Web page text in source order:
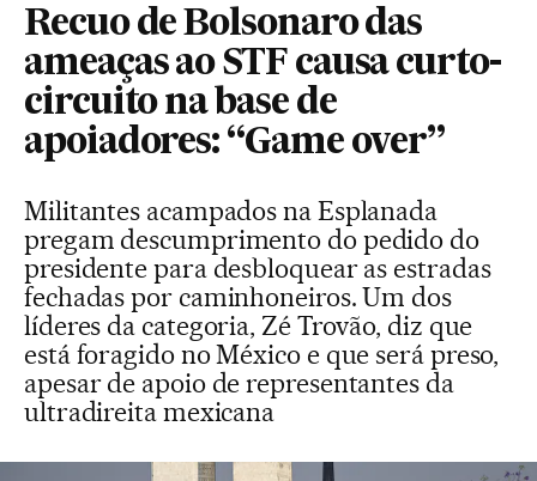
Recuo de Bolsonaro das
ameaças ao STF causa curto-
circuito na base de
apoiadores: “Game over”
Militantes acampados na Esplanada
pregam descumprimento do pedido do
presidente para desbloquear as estradas
fechadas por caminhoneiros. Um dos
líderes da categoria, Zé Trovão, diz que
está foragido no México e que será preso,
apesar de apoio de representantes da
ultradireita mexicana